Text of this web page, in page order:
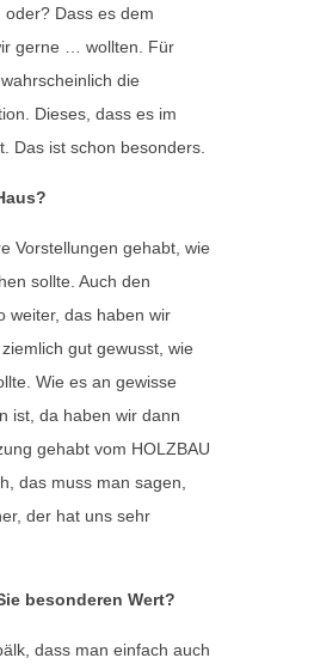
oder? Dass es dem
gerne … wollten. Für
die
Dieses, dass es im
Das ist schon besonders.
Vorstellungen gehabt, wie
sollte. Auch den
weiter, das haben wir
gut gewusst, wie
Wie es an gewisse
ist, da haben wir dann
gehabt vom HOLZBAU
das muss man sagen,
der hat uns sehr
besonderen Wert?
dass man einfach auch